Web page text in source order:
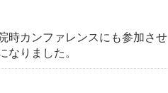
時カンファレンスにも参加させ
りました。